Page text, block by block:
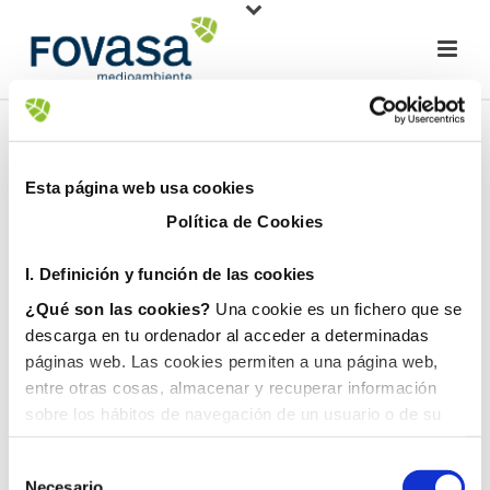
Esta página web usa cookies
Política de Cookies
I. Definición y función de las cookies
¿Qué son las cookies? Una cookie es un fichero que se
descarga en tu ordenador al acceder a determinadas
páginas web. Las cookies permiten a una página web,
entre otras cosas, almacenar y recuperar información
sobre los hábitos de navegación de un usuario o de su
equipo y, dependiendo de la información que contengan y
de la forma en que utilice su equipo, pueden utilizarse